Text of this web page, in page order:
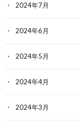
2024年7月
2024年6月
2024年5月
2024年4月
2024年3月